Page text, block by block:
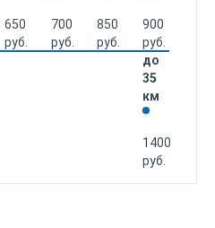
650
руб.
700
руб.
850
руб.
900
руб.
до
35
км
1400
руб.